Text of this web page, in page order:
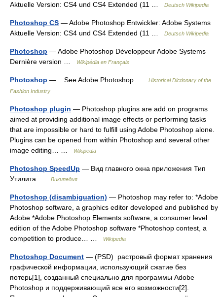
Aktuelle Version: CS4 und CS4 Extended (11 …
Deutsch Wikipedia
Photoshop CS — Adobe Photoshop Entwickler: Adobe Systems
Aktuelle Version: CS4 und CS4 Extended (11 …
Deutsch Wikipedia
Photoshop — Adobe Photoshop Développeur Adobe Systems
Dernière version …
Wikipédia en Français
Photoshop — See Adobe Photoshop …
Historical Dictionary of the
Fashion Industry
Photoshop plugin — Photoshop plugins are add on programs
aimed at providing additional image effects or performing tasks
that are impossible or hard to fulfill using Adobe Photoshop alone.
Plugins can be opened from within Photoshop and several other
image editing… …
Wikipedia
Photoshop SpeedUp — Вид главного окна приложения Тип
Утилита …
Википедия
Photoshop (disambiguation) — Photoshop may refer to: *Adobe
Photoshop software, a graphics editor developed and published by
Adobe *Adobe Photoshop Elements software, a consumer level
edition of the Adobe Photoshop software *Photoshop contest, a
competition to produce… …
Wikipedia
Photoshop Document — (PSD) растровый формат хранения
графической информации, использующий сжатие без
потерь[1], созданный специально для программы Adobe
Photoshop и поддерживающий все его возможности[2].